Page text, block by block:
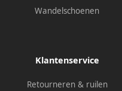
Wandelschoenen
Klantenservice
Retourneren & ruilen